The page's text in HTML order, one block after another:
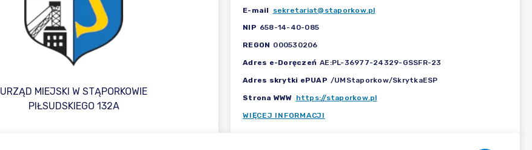
URZĄD MIEJSKI W STĄPORKOWIE
PIŁSUDSKIEGO 132A
E-mail sekretariat@staporkow.pl
NIP 658-14-40-085
REGON 000530206
Adres e-Doręczeń AE:PL-36977-24329-GSSFR-23
Adres skrytki ePUAP /UMStaporkow/SkrytkaESP
Strona WWW https://staporkow.pl
WIĘCEJ INFORMACJI